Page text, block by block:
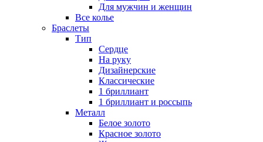
Для мужчин и женщин
Все колье
Браслеты
Тип
Сердце
На руку
Дизайнерские
Классические
1 бриллиант
1 бриллиант и россыпь
Металл
Белое золото
Красное золото